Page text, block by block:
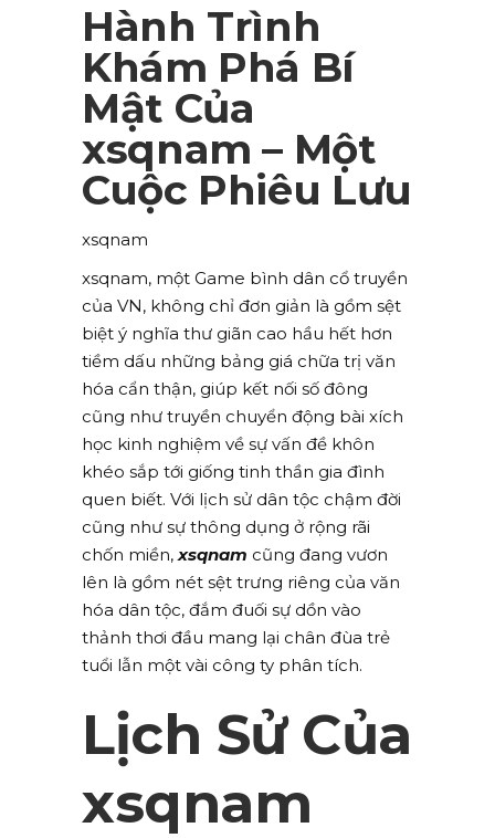
Hành Trình
Khám Phá Bí
Mật Của
xsqnam – Một
Cuộc Phiêu Lưu
xsqnam
xsqnam, một Game bình dân cổ truyền
của VN, không chỉ đơn giản là gồm sệt
biệt ý nghĩa thư giãn cao hầu hết hơn
tiềm dấu những bảng giá chữa trị văn
hóa cẩn thận, giúp kết nối số đông
cũng như truyền chuyển động bài xích
học kinh nghiệm về sự vấn đề khôn
khéo sắp tới giống tinh thần gia đình
quen biết. Với lịch sử dân tộc chậm đời
cũng như sự thông dụng ở rộng rãi
chốn miền,xsqnam cũng đang vươn
lên là gồm nét sệt trưng riêng của văn
hóa dân tộc, đắm đuối sự dồn vào
thảnh thơi đầu mang lại chân đùa trẻ
tuổi lẫn một vài công ty phân tích.
Lịch Sử Của
xsqnam